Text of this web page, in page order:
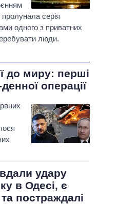
пролунала серія
одного з приватних
люди.
до миру: перші
операції
удару
в Одесі, є
постраждалі